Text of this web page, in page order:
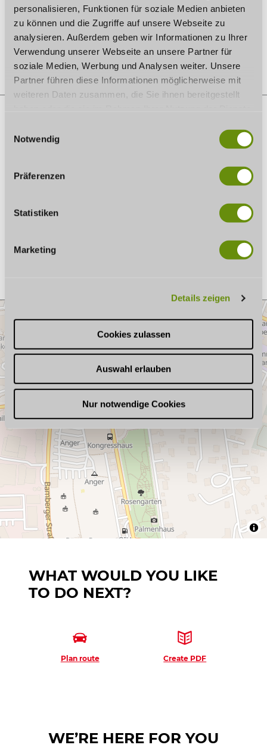
personalisieren, Funktionen für soziale Medien anbieten
zu können und die Zugriffe auf unsere Webseite zu
analysieren. Außerdem geben wir Informationen zu Ihrer
Verwendung unserer Webseite an unsere Partner für
soziale Medien, Werbung und Analysen weiter. Unsere
Partner führen diese Informationen möglicherweise mit
weiteren Daten zusammen, die Sie ihnen bereitgestellt
ablehnen, kann es sein, dass Darstellungen nicht
vollständig sind oder Anwendungen nicht zur Verfügung
s
a
a
l
Notwendig
Präferenzen
Statistiken
Marketing
Details zeigen
Cookies zulassen
Auswahl erlauben
Nur notwendige Cookies
19:00 to 23:00
ON THE MAP
Berliner Platz 1
E-mail:kongress@coburg.de
Plan a trip
WHAT WOULD YOU LIKE
TO DO NEXT?
Plan route Create PDF
WE’RE HERE FOR YOU